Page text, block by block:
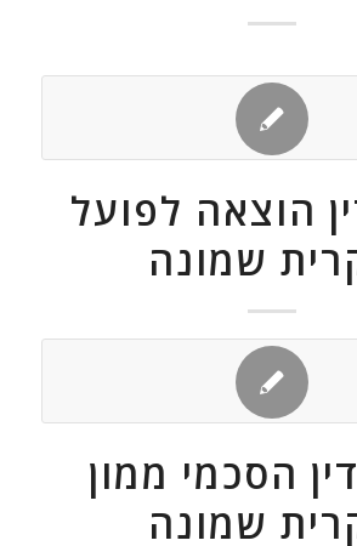
הוצאה לפועל
שמונה
הסכמי ממון
שמונה